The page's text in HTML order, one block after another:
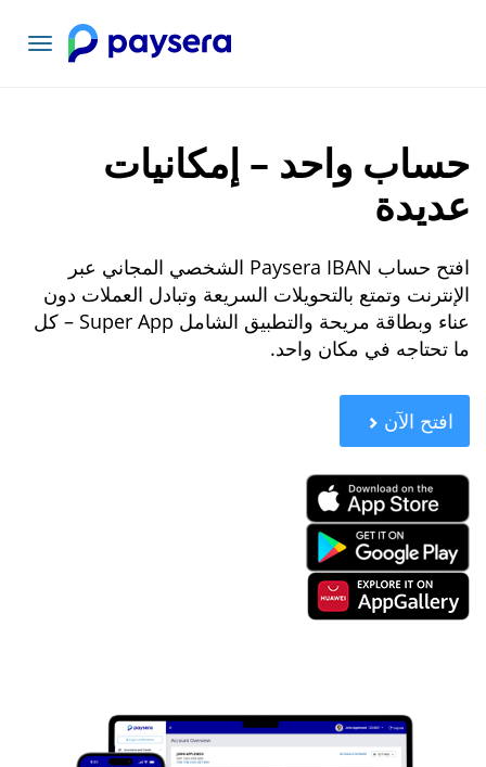
تبديل
التنقل
حساب واحد – إمكانيات
عديدة
افتح حساب Paysera IBAN الشخصي المجاني عبر
الإنترنت وتمتع بالتحويلات السريعة وتبادل العملات دون
عناء وبطاقة مريحة والتطبيق الشامل Super App – كل
ما تحتاجه في مكان واحد.
افتح الآن